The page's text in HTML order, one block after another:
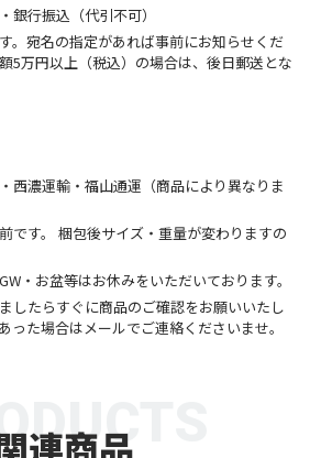
銀行振込（代引不可）
。宛名の指定があれば事前にお知らせくだ
5万円以上（税込）の場合は、後日郵送とな
西濃運輸・福山通運（商品により異なりま
です。 梱包後サイズ・重量が変わりますの
・お盆等はお休みをいただいております。
したらすぐに商品のご確認をお願いいたし
った場合はメールでご連絡くださいませ。
連商品